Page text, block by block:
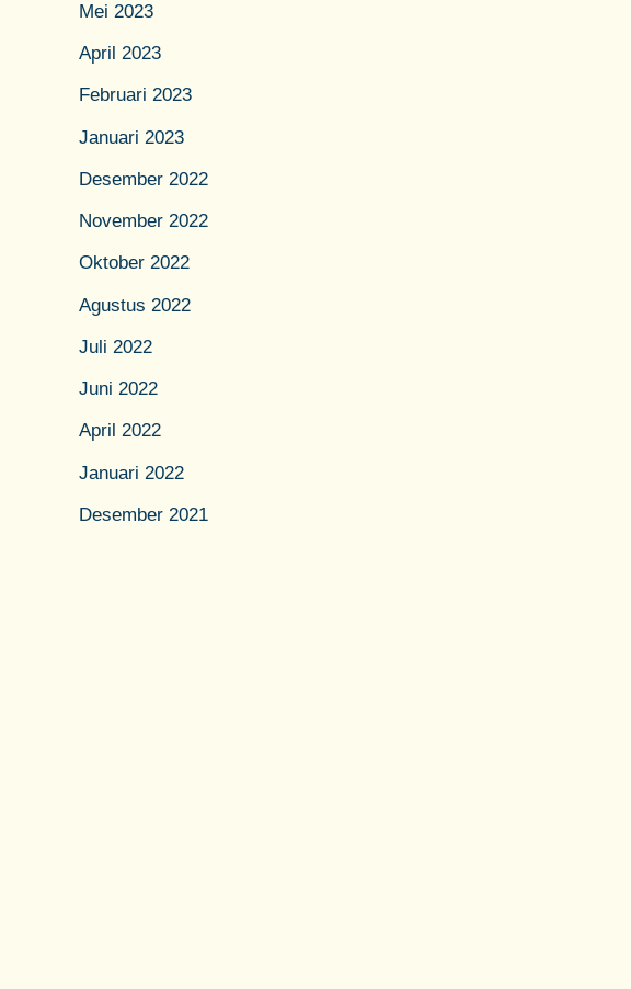
Mei 2023
April 2023
Februari 2023
Januari 2023
Desember 2022
November 2022
Oktober 2022
Agustus 2022
Juli 2022
Juni 2022
April 2022
Januari 2022
Desember 2021